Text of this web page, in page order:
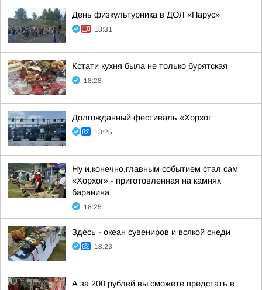
День физкультурника в ДОЛ «Парус»
18:31
Кстати кухня была не только бурятская
18:28
Долгожданный фестиваль «Хорхог
18:25
Ну и,конечно,главным событием стал сам
«Хорхог» - приготовленная на камнях
баранина
18:25
Здесь - океан сувениров и всякой снеди
18:23
А за 200 рублей вы сможете предстать в